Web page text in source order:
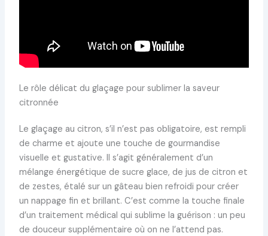
Le rôle délicat du glaçage pour sublimer la saveur
citronnée
Le glaçage au citron, s’il n’est pas obligatoire, est rempli
de charme et ajoute une touche de gourmandise
visuelle et gustative. Il s’agit généralement d’un
mélange énergétique de sucre glace, de jus de citron et
de zestes, étalé sur un gâteau bien refroidi pour créer
un nappage fin et brillant. C’est comme la touche finale
d’un traitement médical qui sublime la guérison : un peu
de douceur supplémentaire où on ne l’attend pas.